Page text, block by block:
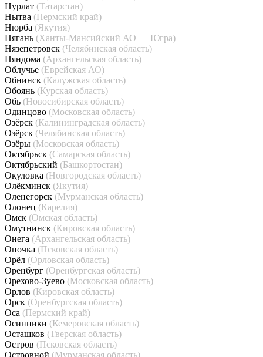
Нурлат (Татарстан)
Нытва (Пермский край)
Нюрба (Якутия)
Нягань (Ханты-Мансийский АО — Югра)
Нязепетровск (Челябинская область)
Няндома (Архангельская область)
Облучье (Еврейская АО)
Обнинск (Калужская область)
Обоянь (Курская область)
Обь (Новосибирская область)
Одинцово (Московская область)
Озёрск (Калининградская область)
Озёрск (Челябинская область)
Озёры (Московская область)
Октябрьск (Самарская область)
Октябрьский (Башкортостан)
Окуловка (Новгородская область)
Олёкминск (Якутия)
Оленегорск (Мурманская область)
Олонец (Карелия)
Омск (Омская область)
Омутнинск (Кировская область)
Онега (Архангельская область)
Опочка (Псковская область)
Орёл (Орловская область)
Оренбург (Оренбургская область)
Орехово-Зуево (Московская область)
Орлов (Кировская область)
Орск (Оренбургская область)
Оса (Пермский край)
Осинники (Кемеровская область)
Осташков (Тверская область)
Остров (Псковская область)